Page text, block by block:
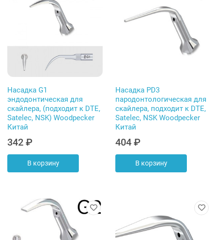
Насадка G1
эндодонтическая для
скайлера, (подходит к DTE,
Satelec, NSK) Woodpecker
Китай
342 ₽
В корзину
Насадка PD3
пародонтологическая для
скайлера, подходит к DTE,
Satelec, NSK Woodpecker
Китай
404 ₽
В корзину